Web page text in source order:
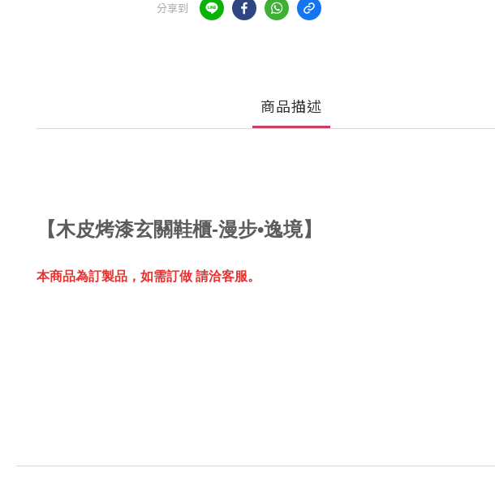
分享到
商品描述
【木皮烤漆玄關鞋櫃-漫步•逸境】
本商品為訂製品， 如需訂做 請洽客服。